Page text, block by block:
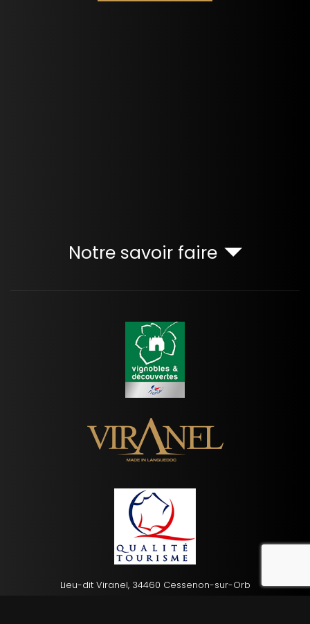
Notre savoir faire
Lieu-dit Viranel, 34460 Cessenon-sur-Orb